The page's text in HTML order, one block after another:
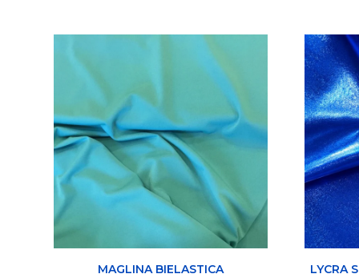
MAGLINA BIELASTICA LYCRA